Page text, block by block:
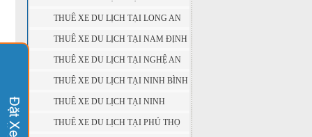
THUÊ XE DU LỊCH TẠI LONG AN
THUÊ XE DU LỊCH TẠI NAM ĐỊNH
THUÊ XE DU LỊCH TẠI NGHỆ AN
THUÊ XE DU LỊCH TẠI NINH BÌNH
THUÊ XE DU LỊCH TẠI NINH
THUẬN
THUÊ XE DU LỊCH TẠI PHÚ THỌ